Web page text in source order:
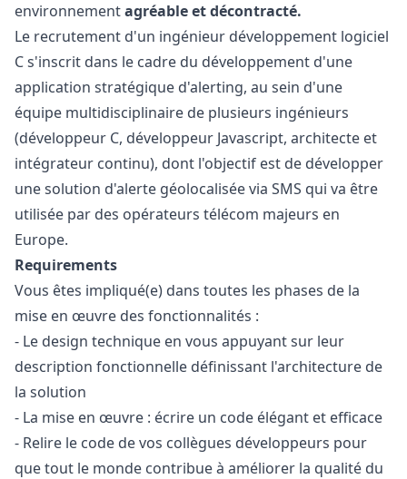
environnementagréable et décontracté.
Le recrutement d'un ingénieur développement logiciel
C s'inscrit dans le cadre du développement d'une
application stratégique d'alerting, au sein d'une
équipe multidisciplinaire de plusieurs ingénieurs
(développeur C, développeur Javascript, architecte et
intégrateur continu), dont l'objectif est de développer
une solution d'alerte géolocalisée via SMS qui va être
utilisée par des opérateurs télécom majeurs en
Europe.
Requirements
Vous êtes impliqué(e) dans toutes les phases de la
mise en œuvre des fonctionnalités :
- Le design technique en vous appuyant sur leur
description fonctionnelle définissant l'architecture de
la solution
- La mise en œuvre : écrire un code élégant et efficace
- Relire le code de vos collègues développeurs pour
que tout le monde contribue à améliorer la qualité du